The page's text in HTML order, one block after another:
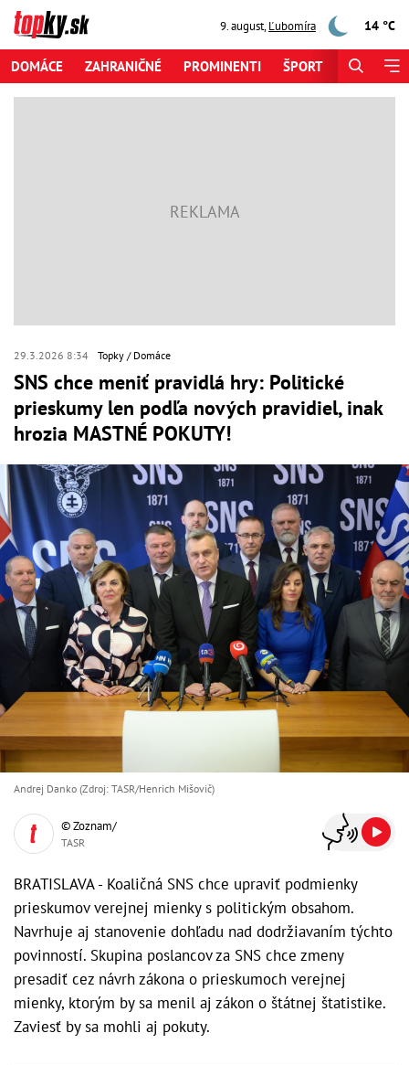
9. august,Ľubomíra 14 °C
DOMÁCE ZAHRANIČNÉ PROMINENTI ŠPORT
29.3.2026 8:34 Topky Domáce
SNS chce meniť pravidlá hry: Politické
prieskumy len podľa nových pravidiel, inak
hrozia MASTNÉ POKUTY!
Andrej Danko (Zdroj: TASR/Henrich Mišovič)
© Zoznam/
TASR
BRATISLAVA - Koaličná SNS chce upraviť podmienky
prieskumov verejnej mienky s politickým obsahom.
Navrhuje aj stanovenie dohľadu nad dodržiavaním týchto
povinností. Skupina poslancov za SNS chce zmeny
presadiť cez návrh zákona o prieskumoch verejnej
mienky, ktorým by sa menil aj zákon o štátnej štatistike.
Zaviesť by sa mohli aj pokuty.